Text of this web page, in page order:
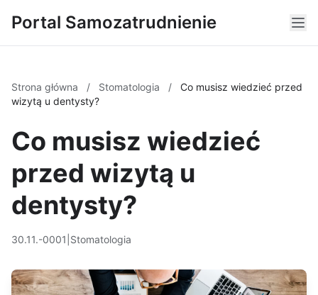
Portal Samozatrudnienie
Strona główna / Stomatologia /
Co musisz wiedzieć przed
wizytą u dentysty?
Co musisz wiedzieć
przed wizytą u
dentysty?
30.11.-0001 Stomatologia